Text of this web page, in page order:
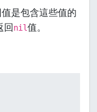
是包含這些值的
回nil值。